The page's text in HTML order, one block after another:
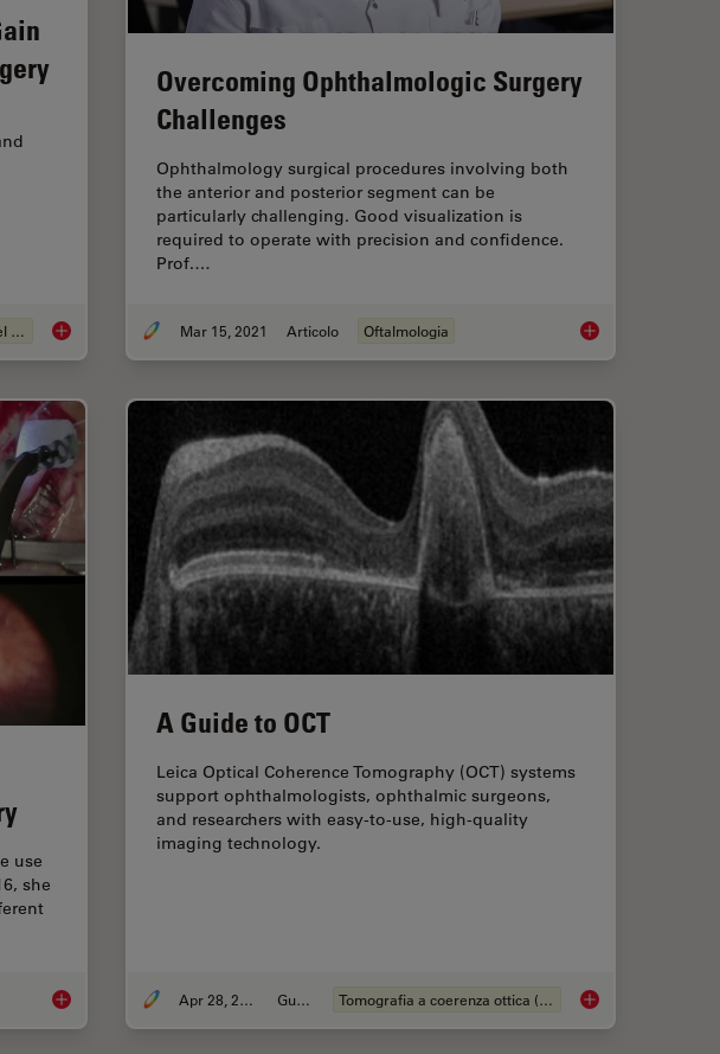
Trattamento chirurgico del glaucoma How Intraoperative OCT Helps Gain Greater Insight in Glaucoma Surgery
Overcoming Ophthalmologic Surgery
Challenges
Ophthalmology surgical procedures involving both
the anterior and posterior segment can be
particularly challenging. Good visualization is
required to operate with precision and confidence.
Prof.…
Mar 15, 2021 Articolo Oftalmologia Overcoming
use
she
Moving to Routine Use of Intraoperative OCT in Eye Surgery
A Guide to OCT
Leica Optical Coherence Tomography (OCT) systems
support ophthalmologists, ophthalmic surgeons,
and researchers with easy-to-use, high-quality
imaging technology.
Apr 28, 2020 Guida Tomografia a coerenza ottica (OCT) A Guide to OCT